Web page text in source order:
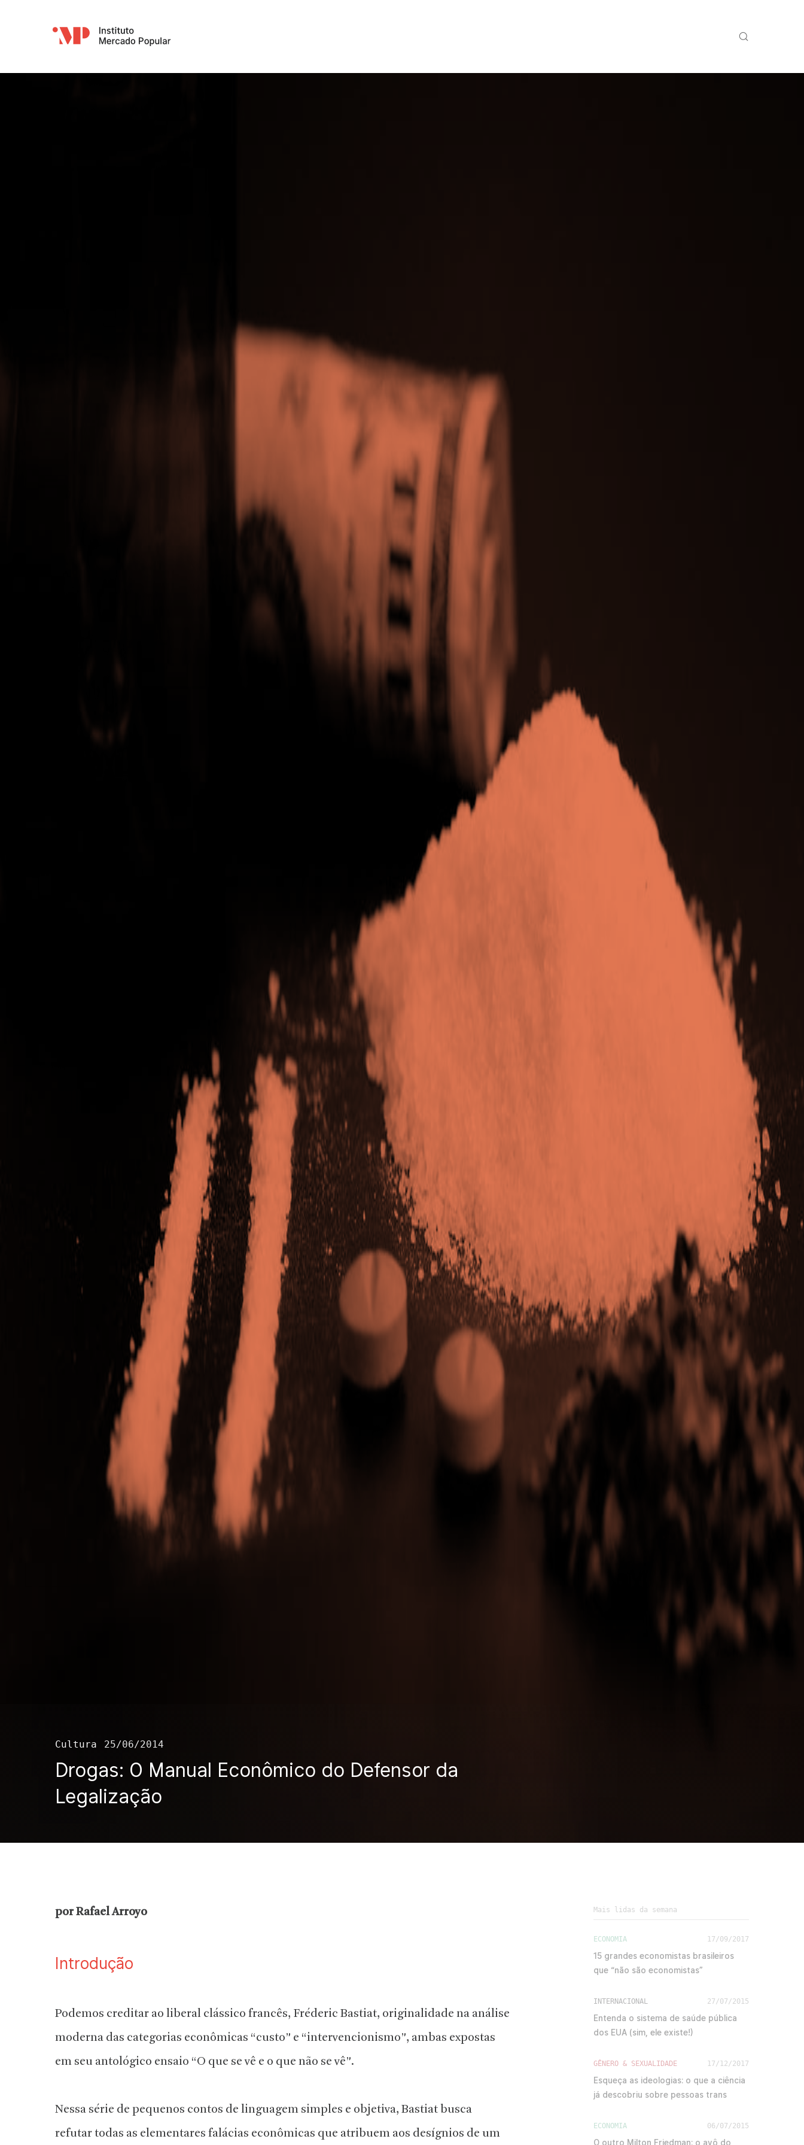
Cultura 25/06/2014
Drogas: O Manual Econômico do Defensor da
Legalização
por Rafael Arroyo
Introdução
Podemos creditar ao liberal clássico francês, Fréderic Bastiat, originalidade na análise
moderna das categorias econômicas “custo” e “intervencionismo”, ambas expostas
em seu antológico ensaio “O que se vê e o que não se vê”.
Nessa série de pequenos contos de linguagem simples e objetiva, Bastiat busca
refutar todas as elementares falácias econômicas que atribuem aos desígnios de um
Mais lidas da semana
ECONOMIA 17/09/2017
15 grandes economistas brasileiros
que “não são economistas”
INTERNACIONAL 27/07/2015
Entenda o sistema de saúde pública
dos EUA (sim, ele existe!)
GÊNERO & SEXUALIDADE 17/12/2017
Esqueça as ideologias: o que a ciência
já descobriu sobre pessoas trans
ECONOMIA 06/07/2015
O outro Milton Friedman: o avô do